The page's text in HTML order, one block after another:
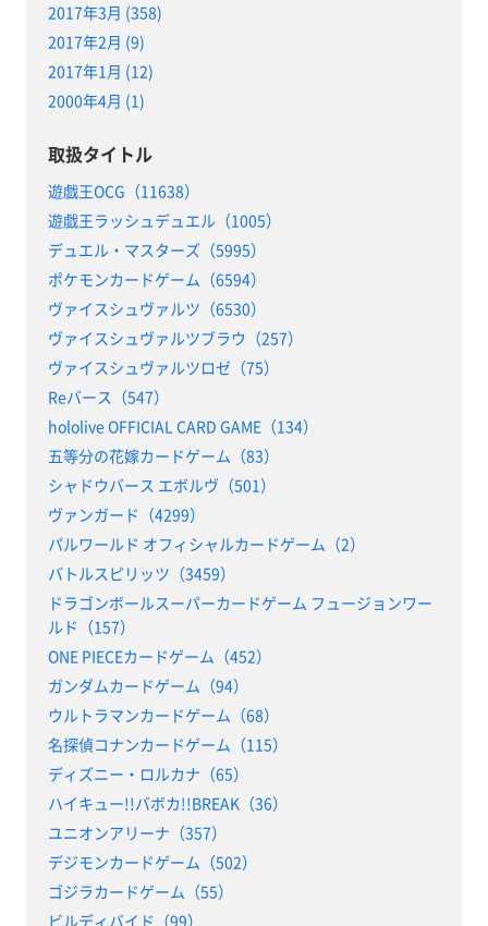
2017年3月 (358)
2017年2月 (9)
2017年1月 (12)
2000年4月 (1)
取扱タイトル
遊戯王OCG（11638）
遊戯王ラッシュデュエル（1005）
デュエル・マスターズ（5995）
ポケモンカードゲーム（6594）
ヴァイスシュヴァルツ（6530）
ヴァイスシュヴァルツブラウ（257）
ヴァイスシュヴァルツロゼ（75）
Reバース（547）
hololive OFFICIAL CARD GAME（134）
五等分の花嫁カードゲーム（83）
シャドウバース エボルヴ（501）
ヴァンガード（4299）
パルワールド オフィシャルカードゲーム（2）
バトルスピリッツ（3459）
ドラゴンボールスーパーカードゲーム フュージョンワー
ルド（157）
ONE PIECEカードゲーム（452）
ガンダムカードゲーム（94）
ウルトラマンカードゲーム（68）
名探偵コナンカードゲーム（115）
ディズニー・ロルカナ（65）
ハイキュー!!バボカ!!BREAK（36）
ユニオンアリーナ（357）
デジモンカードゲーム（502）
ゴジラカードゲーム（55）
ビルディバイド（99）